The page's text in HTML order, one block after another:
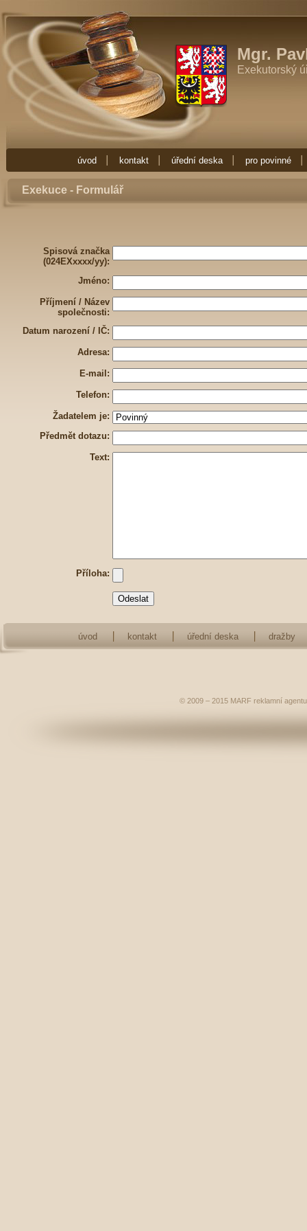
Exekutor Mgr. Pavla Fučíková
Zde najdete vše co potřebujete vědět o exekuci. Exekuce Ostrava je zde
exekutora nebo nějakou radu ohledně exekuce, obraťte se na
Mgr.
Exekutorský
úvod kontakt úřední deska pro povinné
Exekuce - Formulář
Spisová značka
(024EXxxxx/yy):
Jméno:
Příjmení / Název
společnosti:
Datum narození / IČ:
Adresa:
E-mail:
Telefon:
Žadatelem je:
Předmět dotazu:
Text:
Příloha:
úvod kontakt úřední deska dražby
© 2009 – 2015 MARF reklamní